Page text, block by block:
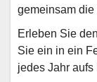
gemeinsam die
Erleben Sie
Sie ein in ein
jedes Jahr aufs